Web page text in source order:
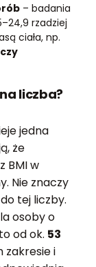
– badania
rzadziej
ciała, np.
liczba?
jedna
że
BMI w
Nie znaczy
tej liczby.
osoby o
od ok. 53
zakresie i